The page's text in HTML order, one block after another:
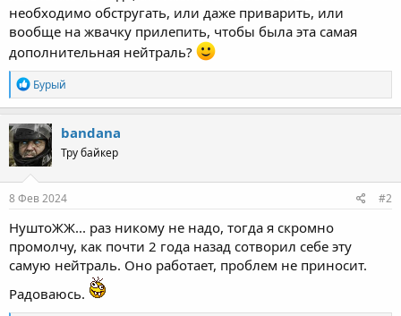
необходимо обстругать, или даже приварить, или
вообще на жвачку прилепить, чтобы была эта самая
дополнительная нейтраль?
R
e
a
c
t
i
o
n
s
Бурый
bandana
Тру байкер
8 Фев 2024 #2
НуштоЖЖ... раз никому не надо, тогда я скромно
промолчу, как почти 2 года назад сотворил себе эту
самую нейтраль. Оно работает, проблем не приносит.
Радоваюсь.